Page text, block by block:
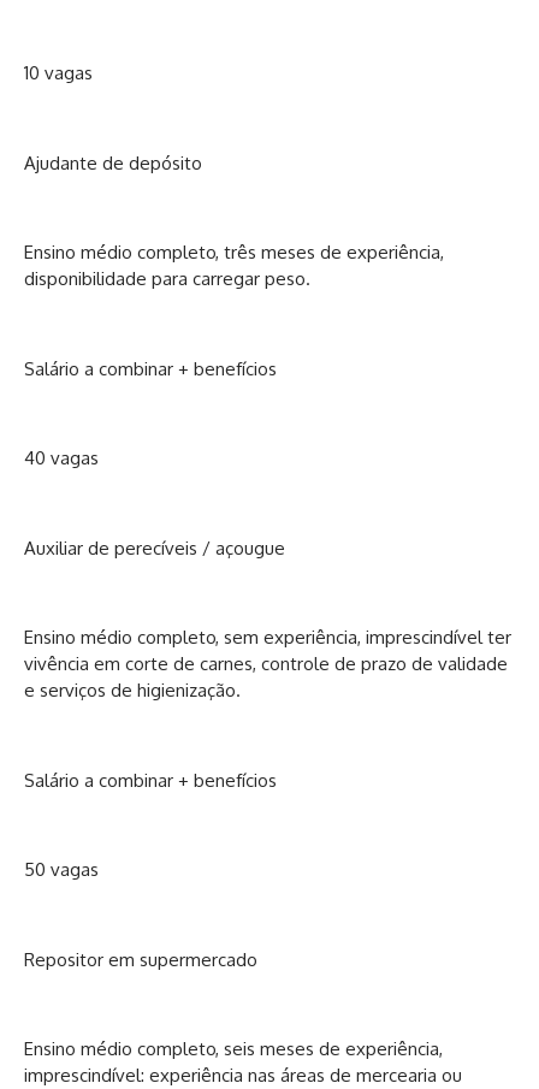
10 vagas
Ajudante de depósito
Ensino médio completo, três meses de experiência,
disponibilidade para carregar peso.
Salário a combinar + benefícios
40 vagas
Auxiliar de perecíveis / açougue
Ensino médio completo, sem experiência, imprescindível ter
vivência em corte de carnes, controle de prazo de validade
e serviços de higienização.
Salário a combinar + benefícios
50 vagas
Repositor em supermercado
Ensino médio completo, seis meses de experiência,
imprescindível: experiência nas áreas de mercearia ou